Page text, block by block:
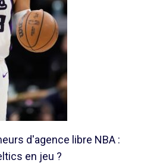
d'agence libre NBA :
en jeu ?